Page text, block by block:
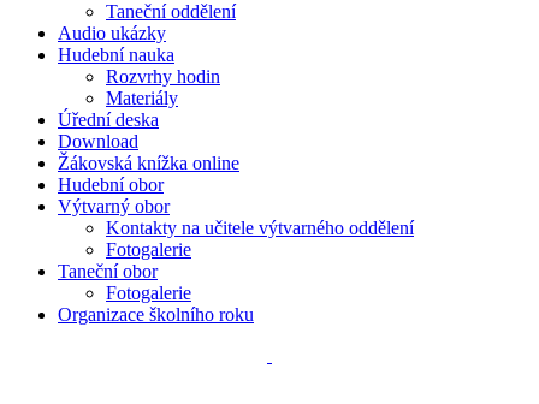
Taneční oddělení
Audio ukázky
Hudební nauka
Rozvrhy hodin
Materiály
Úřední deska
Download
Žákovská knížka online
Hudební obor
Výtvarný obor
Kontakty na učitele výtvarného oddělení
Fotogalerie
Taneční obor
Fotogalerie
Organizace školního roku